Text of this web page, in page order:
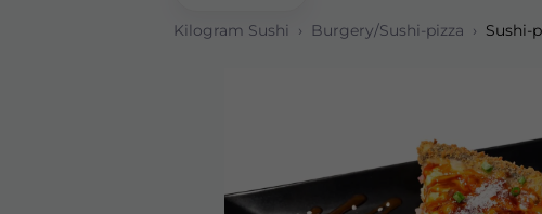
Kilogram Sushi › Burgery/Sushi-pizza › Sushi-
Gunkany z tunczykiem spicy
Sushi-pizza z łososiem